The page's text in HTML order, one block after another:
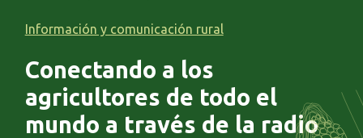
Información y comunicación rural
Conectando a los
agricultores de todo el
mundo a través de la radio